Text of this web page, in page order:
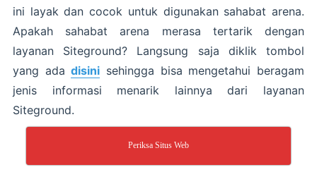
ini layak dan cocok untuk digunakan sahabat arena.
Apakah sahabat arena merasa tertarik dengan
layanan Siteground? Langsung saja diklik tombol
yang adadisini sehingga bisa mengetahui beragam
jenis informasi menarik lainnya dari layanan
Siteground.
Periksa Situs Web